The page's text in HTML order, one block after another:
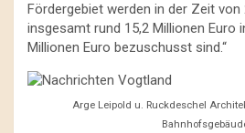
Fördergebiet werden in der Zeit von
insgesamt rund 15,2 Millionen Euro
Millionen Euro bezuschusst sind.“
Arge Leipold u. Ruckdeschel